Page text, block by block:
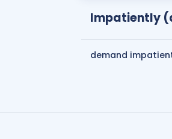
Impatiently
demand